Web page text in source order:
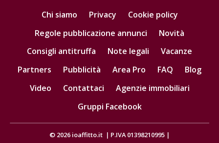
Chi siamo Privacy
Cookie policy
Regole pubblicazione annunci
Novità
Consigli antitruffa
Note legali
Vacanze
Partners
Pubblicità Area Pro FAQ
Blog
Video
Contattaci
Agenzie immobiliari
Gruppi Facebook
© 2026 ioaffitto.it | P.IVA 01398210995 |